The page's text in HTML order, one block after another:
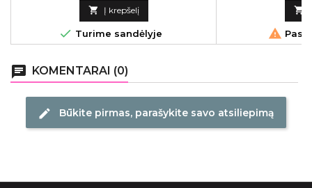
kaina
 Į krepšelį
 Turime sandėlyje


chat KOMENTARAI (0)
edit Būkite pirmas, parašykite savo atsiliepimą